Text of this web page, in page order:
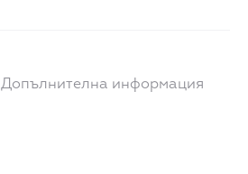
Допълнителна информация